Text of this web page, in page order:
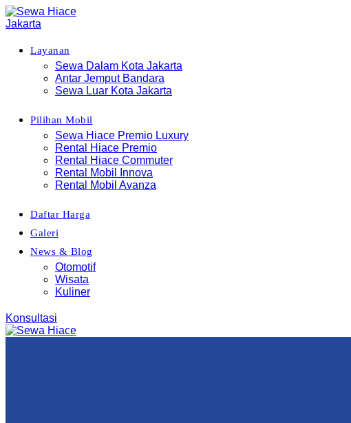
Layanan
Sewa Dalam Kota Jakarta
Antar Jemput Bandara
Sewa Luar Kota Jakarta
Pilihan Mobil
Sewa Hiace Premio Luxury
Rental Hiace Premio
Rental Hiace Commuter
Rental Mobil Innova
Rental Mobil Avanza
Daftar Harga
Galeri
News & Blog
Otomotif
Wisata
Kuliner
Konsultasi